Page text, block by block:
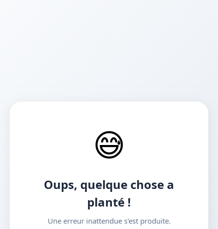
😅
Oups, quelque chose a
planté !
Une erreur inattendue s'est produite.